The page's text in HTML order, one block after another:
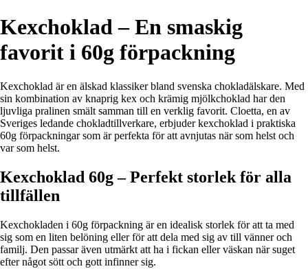
Kexchoklad – En smaskig
favorit i 60g förpackning
Kexchoklad är en älskad klassiker bland svenska chokladälskare. Med
sin kombination av knaprig kex och krämig mjölkchoklad har den
ljuvliga pralinen smält samman till en verklig favorit. Cloetta, en av
Sveriges ledande chokladtillverkare, erbjuder kexchoklad i praktiska
60g förpackningar som är perfekta för att avnjutas när som helst och
var som helst.
Kexchoklad 60g – Perfekt storlek för alla
tillfällen
Kexchokladen i 60g förpackning är en idealisk storlek för att ta med
sig som en liten belöning eller för att dela med sig av till vänner och
familj. Den passar även utmärkt att ha i fickan eller väskan när suget
efter något sött och gott infinner sig.